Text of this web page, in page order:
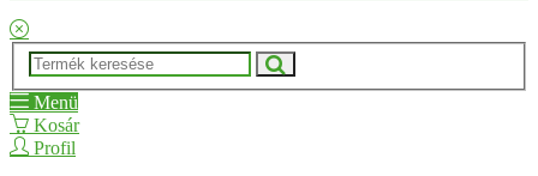
Menü
Kosár
Profil